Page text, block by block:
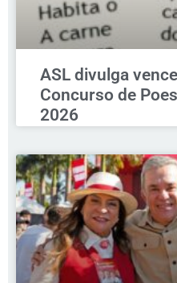
ASL divulga
Concurso de
2026